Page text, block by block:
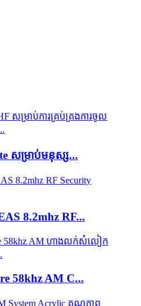
សម្រាប់មនុស្ស...
8.2mhz RF...
58khz AM C...